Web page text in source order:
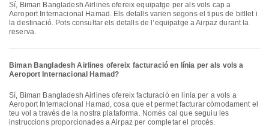
Sí, Biman Bangladesh Airlines ofereix equipatge per als vols cap a
Aeroport Internacional Hamad. Els detalls varien segons el tipus de bitllet i
la destinació. Pots consultar els detalls de l’equipatge a Airpaz durant la
reserva.
Biman Bangladesh Airlines ofereix facturació en línia per als vols a
Aeroport Internacional Hamad?
Sí, Biman Bangladesh Airlines ofereix facturació en línia per a vols a
Aeroport Internacional Hamad, cosa que et permet facturar còmodament el
teu vol a través de la nostra plataforma. Només cal que seguiu les
instruccions proporcionades a Airpaz per completar el procés.